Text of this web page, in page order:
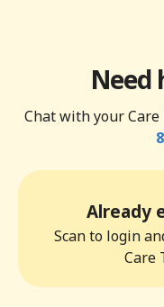
Need
Chat with your
Already
Scan to login
Care